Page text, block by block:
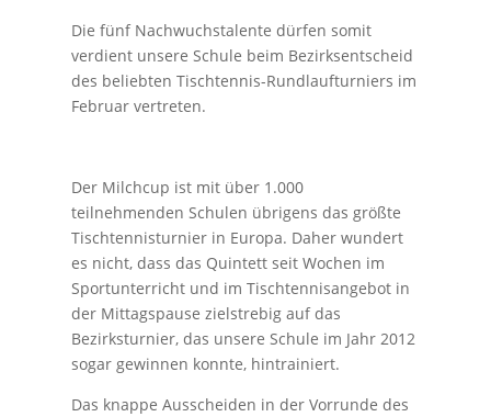
Die fünf Nachwuchstalente dürfen somit
verdient unsere Schule beim Bezirksentscheid
des beliebten Tischtennis-Rundlaufturniers im
Februar vertreten.
Der Milchcup ist mit über 1.000
teilnehmenden Schulen übrigens das größte
Tischtennisturnier in Europa. Daher wundert
es nicht, dass das Quintett seit Wochen im
Sportunterricht und im Tischtennisangebot in
der Mittagspause zielstrebig auf das
Bezirksturnier, das unsere Schule im Jahr 2012
sogar gewinnen konnte, hintrainiert.
Das knappe Ausscheiden in der Vorrunde des